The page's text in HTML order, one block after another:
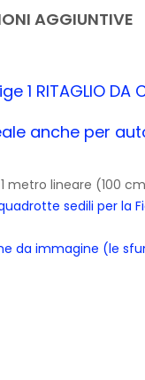
AGGIUNTIVE
RITAGLIO DA
anche per
metro lineare (100
sedili per la
da immagine (le